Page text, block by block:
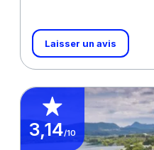
Laisser un avis
3,14/10